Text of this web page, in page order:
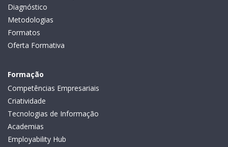
Diagnóstico
Metodologias
Formatos
Oferta Formativa
Formação
Competências Empresariais
Criatividade
Tecnologias de Informação
Academias
Employability Hub